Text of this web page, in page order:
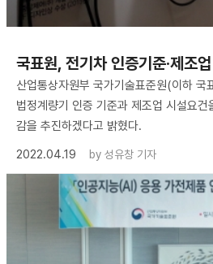
국표원, 전기차 인증기준·제조
산업통상자원부 국가기술표준원(이하 국
법정계량기 인증 기준과 제조업 시설요
감을 추진하겠다고 밝혔다.
2022.04.19
by 성유창 기자